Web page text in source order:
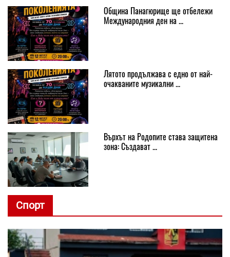
Община Панагюрище ще отбележи
Международния ден на ...
Лятото продължава с едно от най-
очакваните музикални ...
Върхът на Родопите става защитена
зона: Създават ...
Спорт